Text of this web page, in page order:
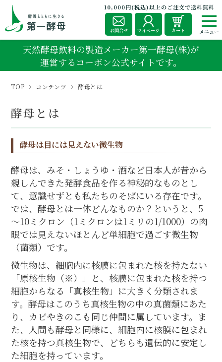
10,000円(税込)以上のご注文で送料無料
お問合せ マイページ カート
天然酵母飲料の製造メーカー第一酵母(株)が
運営するコーボン公式サイトです。
TOP コンテンツ 酵母とは
酵母とは
酵母は目には見えない微生物
酵母は、みそ・しょうゆ・酒など日本人が昔から
親しんできた発酵食品を作る神秘的なものとし
て、意識せずとも私たちのそばにいる存在です。
では、酵母とは一体どんなものか？というと、5
～10ミクロン（1ミクロンは1ミリの1/1000）の肉
眼では見えないほとんど単細胞で過ごす微生物
（菌類）です。
微生物は、細胞内に核膜に包まれた核を持たない
「原核生物（※）」と、核膜に包まれた核を持つ
細胞からなる「真核生物」に大きく分類されま
す。酵母はこのうち真核生物の中の真菌類にあた
り、カビやきのこも同じ仲間に属しています。ま
た、人間も酵母と同様に、細胞内に核膜に包まれ
た核を持つ真核生物で、どちらも遺伝的に安定し
た細胞を持っています。